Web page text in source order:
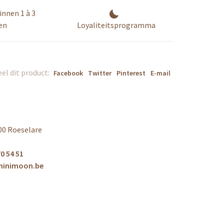
1 à 3
Loyaliteitsprogramma
dit product: Facebook Twitter Pinterest E-mail
Roeselare
54 51